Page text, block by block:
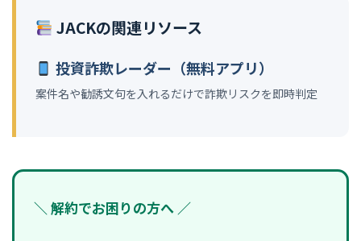
JACKの関連リソース
投資詐欺レーダー（無料アプリ）
案件名や勧誘文句を入れるだけで詐欺リスクを即時判定
＼ 解約でお困りの方へ ／